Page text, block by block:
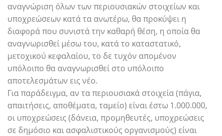
αναγνώριση όλων των περιουσιακών στοιχείων και
υποχρεώσεων κατά τα ανωτέρω, θα προκύψει η
διαφορά που συνιστά την καθαρή θέση, η οποία θα
αναγνωρισθεί μέσω του, κατά το καταστατικό,
μετοχικού κεφαλαίου, το δε τυχόν απομένον
υπόλοιπο θα αναγνωρισθεί στο υπόλοιπο
αποτελεσμάτων εις νέο.
Για παράδειγμα, αν τα περιουσιακά στοιχεία (πάγια,
απαιτήσεις, αποθέματα, ταμείο) είναι έστω 1.000.000,
οι υποχρεώσεις (δάνεια, προμηθευτές, υποχρεώσεις
σε δημόσιο και ασφαλιστικούς οργανισμούς) είναι